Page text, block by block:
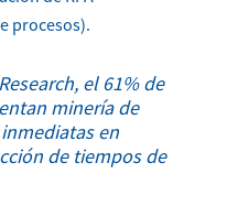
procesos).
el 61% de
minería de
en
de tiempos de